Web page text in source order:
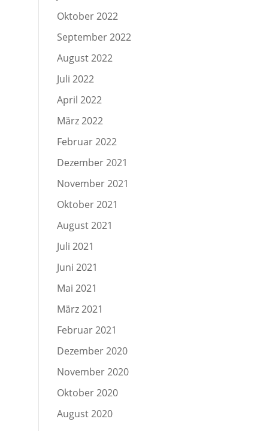
Oktober 2022
September 2022
August 2022
Juli 2022
April 2022
März 2022
Februar 2022
Dezember 2021
November 2021
Oktober 2021
August 2021
Juli 2021
Juni 2021
Mai 2021
März 2021
Februar 2021
Dezember 2020
November 2020
Oktober 2020
August 2020